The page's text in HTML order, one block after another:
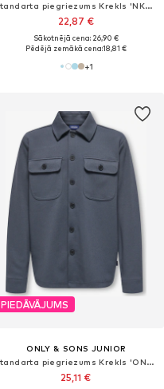
Standarta piegriezums Krekls 'NKMNewsa'
22,87 €
Sākotnējā cena: 26,90 €
Pēdējā zemākā cena:18,81 €
+1
PIEDĀVĀJUMS
ONLY & SONS JUNIOR
Standarta piegriezums Krekls 'ONSNew Kodyl'
25,11 €